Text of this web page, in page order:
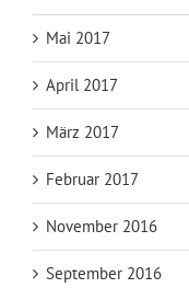
Mai 2017
April 2017
März 2017
Februar 2017
November 2016
September 2016